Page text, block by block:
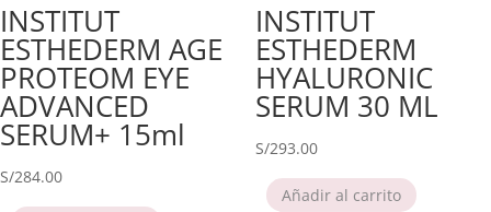
INSTITUT
ESTHEDERM AGE
PROTEOM EYE
ADVANCED
SERUM+ 15ml
S/284.00
INSTITUT
ESTHEDERM
HYALURONIC
SERUM 30 ML
S/293.00
Añadir al carrito